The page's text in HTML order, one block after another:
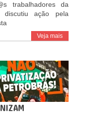
trabalhadores da
ação pela
Veja mais